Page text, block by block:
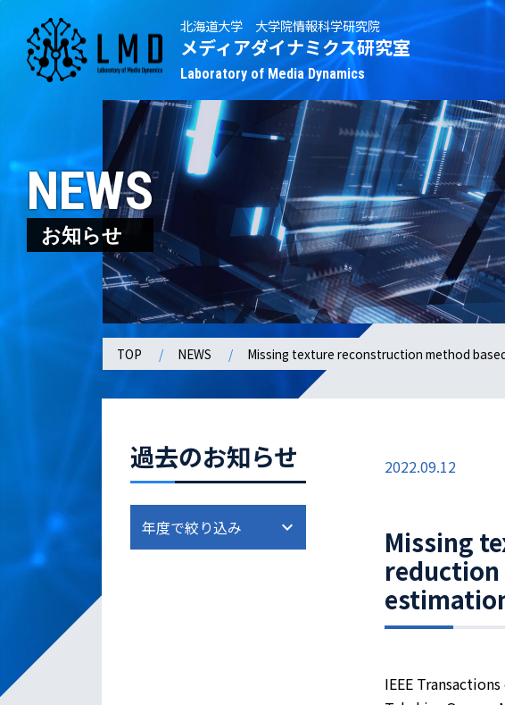
北海道大学 大学院情報科学研究院
メディアダイナミクス研究室
Laboratory of Media Dynamics
NEWS
お知らせ
TOP NEWS Missing texture reconstruction method
過去のお知らせ 2022.09.12
Missing
IEEE